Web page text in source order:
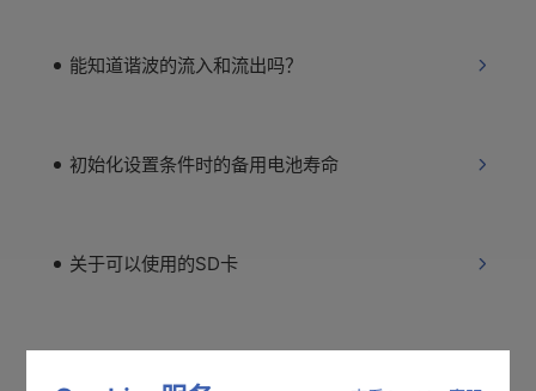
能知道谐波的流入和流出吗？
初始化设置条件时的备用电池寿命
关于可以使用的SD卡